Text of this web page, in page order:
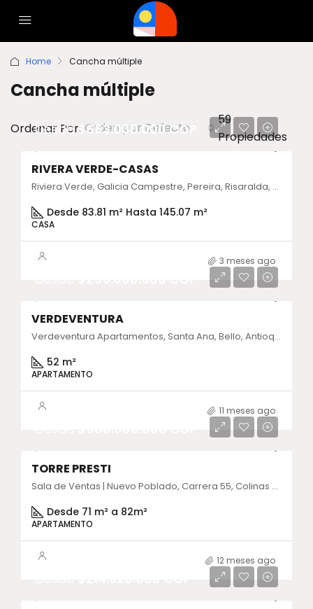
Home Cancha múltiple
Cancha múltiple
59
Propiedades
Ordenar Por: Orden por Defecto
Desde$663.000.000 COP
RIVERA VERDE-CASAS
Riviera Verde, Galicia Campestre, Pereira, Risaralda, Colombia
Desde 83.81 m² Hasta 145.07 m²
CASA
3 meses ago
VERDEVENTURA
Verdeventura Apartamentos, Santa Ana, Bello, Antioquia, Colombia
52 m²
APARTAMENTO
11 meses ago
TORRE PRESTI
Sala de Ventas | Nuevo Poblado, Carrera 55, Colinas del Sur, Medellín, Antioquia, Colombia
Desde 71 m² a 82m²
APARTAMENTO
12 meses ago